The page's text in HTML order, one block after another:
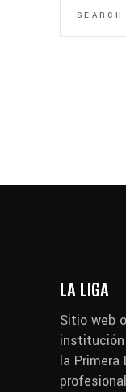
LA LIGA
Sitio web
institución
la